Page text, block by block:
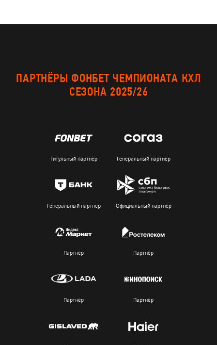
ПАРТНЁРЫ ФОНБЕТ ЧЕМПИОНАТА КХЛ
СЕЗОНА 2025/26
Титульный партнёр Генеральный партнер
Генеральный партнер Официальный партнёр
Партнёр Партнёр
Партнёр Партнёр